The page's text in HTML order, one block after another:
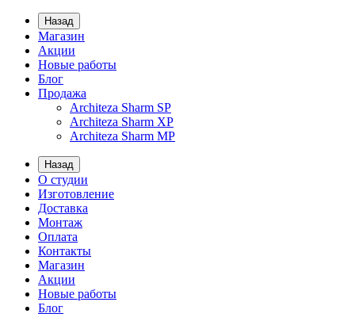
Назад
Магазин
Акции
Новые работы
Блог
Продажа
Architeza Sharm SP
Architeza Sharm XP
Architeza Sharm MP
Назад
О студии
Изготовление
Доставка
Монтаж
Оплата
Контакты
Магазин
Акции
Новые работы
Блог